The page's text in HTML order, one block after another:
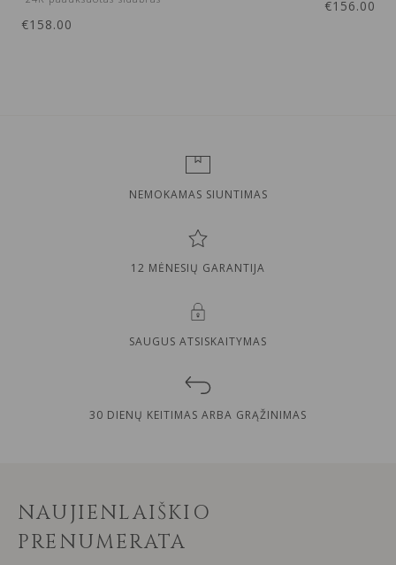
€158.00
€156.00
NEMOKAMAS SIUNTIMAS
12 MĖNESIŲ GARANTIJA
SAUGUS ATSISKAITYMAS
30 DIENŲ KEITIMAS ARBA GRĄŽINIMAS
NAUJIENLAIŠKIO
PRENUMERATA